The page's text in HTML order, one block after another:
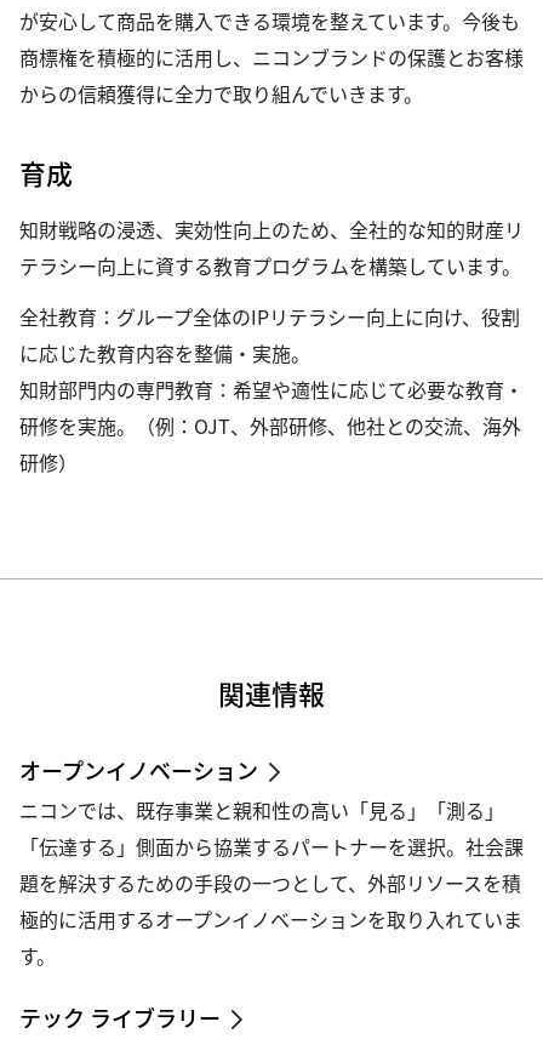
が安心して商品を購入できる環境を整えています。今後も
商標権を積極的に活用し、ニコンブランドの保護とお客様
からの信頼獲得に全力で取り組んでいきます。
育成
知財戦略の浸透、実効性向上のため、全社的な知的財産リ
テラシー向上に資する教育プログラムを構築しています。
全社教育：グループ全体のIPリテラシー向上に向け、役割
に応じた教育内容を整備・実施。
知財部門内の専門教育：希望や適性に応じて必要な教育・
研修を実施。（例：OJT、外部研修、他社との交流、海外
研修）
関連情報
オープンイノベーション
ニコンでは、既存事業と親和性の高い「見る」「測る」
「伝達する」側面から協業するパートナーを選択。社会課
題を解決するための手段の一つとして、外部リソースを積
極的に活用するオープンイノベーションを取り入れていま
す。
テック ライブラリー